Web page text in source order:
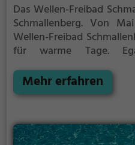
Das Wellen-Freibad
Schmallenberg. Von
Wellen-Freibad
für warme Tage.
im Wellen-Freibad
seine Kosten. Bei
auch verlängert
findest du auf der
Mehr erfahren